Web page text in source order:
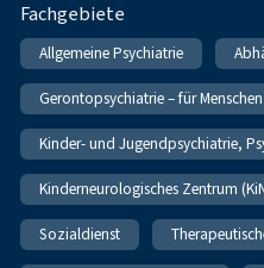
Fachgebiete
Allgemeine Psychiatrie
Gerontopsychiatrie – für
Kinder- und Jugendpsychiatrie,
Kinderneurologisches Zentrum
Sozialdienst